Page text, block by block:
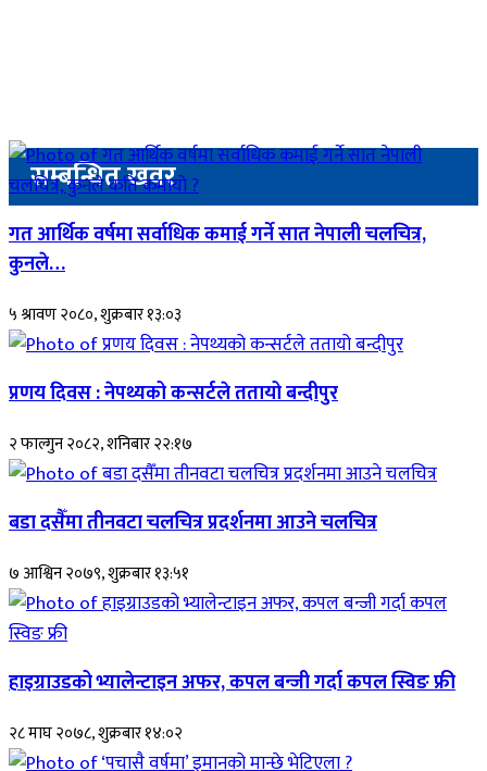
सम्बन्धित खवर
गत आर्थिक वर्षमा सर्वाधिक कमाई गर्ने सात नेपाली चलचित्र,
कुनले…
५ श्रावण २०८०, शुक्रबार १३:०३
प्रणय दिवस : नेपथ्यको कन्सर्टले ततायो बन्दीपुर
२ फाल्गुन २०८२, शनिबार २२:१७
बडा दसैँमा तीनवटा चलचित्र प्रदर्शनमा आउने चलचित्र
७ आश्विन २०७९, शुक्रबार १३:५१
हाइग्राउडको भ्यालेन्टाइन अफर, कपल बन्जी गर्दा कपल स्विङ फ्री
२८ माघ २०७८, शुक्रबार १४:०२